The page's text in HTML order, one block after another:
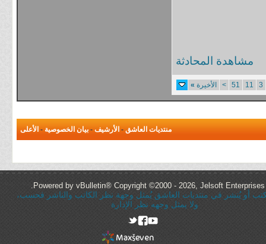
مشاهدة المحادثة
3
11
51
> الأخيرة »
منتديات العاشق - الأرشيف - بيان الخصوصية - الأعلى
Powered by vBulletin® Copyright ©2000 - 2026, Jelsoft Enterprises
أو يُنشر في منتديات العاشق يُمثل وجهة نظر الكاتب والناشر فحسب،
ولا يمثل وجهه نظر الإدارة